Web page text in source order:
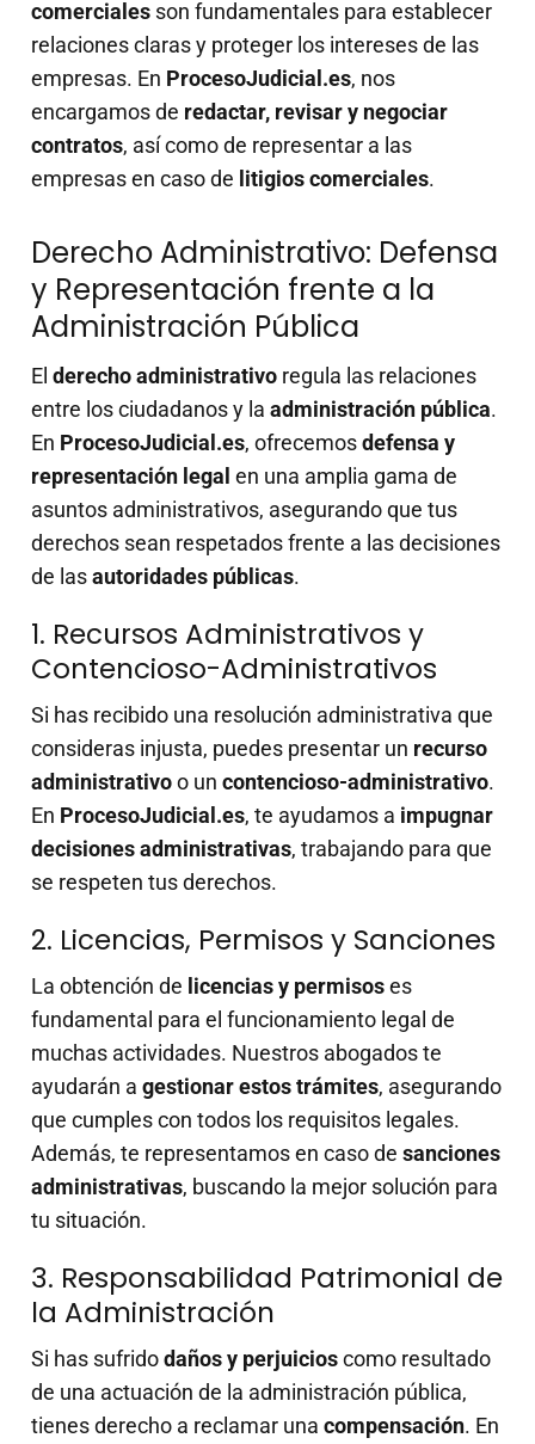
comerciales son fundamentales para establecer
relaciones claras y proteger los intereses de las
empresas. En ProcesoJudicial.es, nos
encargamos de redactar, revisar y negociar
contratos, así como de representar a las
empresas en caso de litigios comerciales.
Derecho Administrativo: Defensa
y Representación frente a la
Administración Pública
El derecho administrativo regula las relaciones
entre los ciudadanos y la administración pública.
En ProcesoJudicial.es, ofrecemosdefensa y
representación legal en una amplia gama de
asuntos administrativos, asegurando que tus
derechos sean respetados frente a las decisiones
de lasautoridades públicas.
1. Recursos Administrativos y
Contencioso-Administrativos
Si has recibido una resolución administrativa que
consideras injusta, puedes presentar un recurso
administrativoo un contencioso-administrativo.
En ProcesoJudicial.es, te ayudamos a impugnar
decisiones administrativas, trabajando para que
se respeten tus derechos.
2. Licencias, Permisos y Sanciones
La obtención de licencias y permisoses
fundamental para el funcionamiento legal de
muchas actividades. Nuestros abogados te
ayudarán a gestionar estos trámites, asegurando
que cumples con todos los requisitos legales.
Además, te representamos en caso de sanciones
administrativas, buscando la mejor solución para
tu situación.
3. Responsabilidad Patrimonial de
la Administración
Si has sufridodaños y perjuicioscomo resultado
de una actuación de la administración pública,
tienes derecho a reclamar una compensación. En